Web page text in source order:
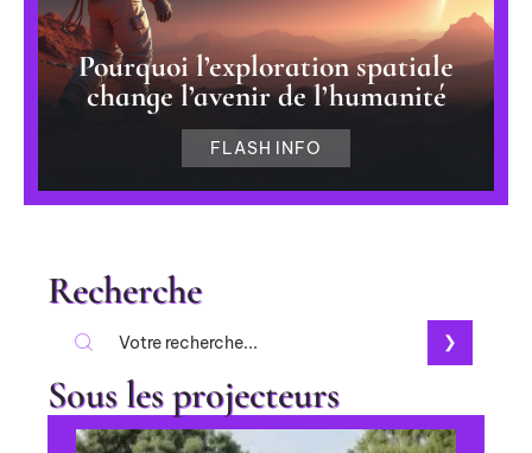
Pourquoi l’exploration spatiale
change l’avenir de l’humanité
FLASH INFO
Recherche
Sous les projecteurs